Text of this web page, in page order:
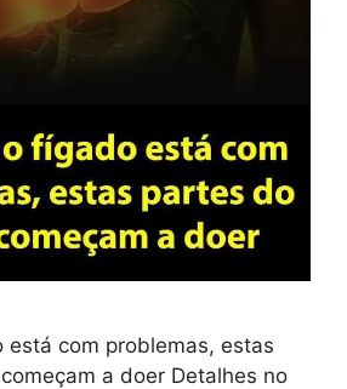
está com problemas, estas
a doer Detalhes no